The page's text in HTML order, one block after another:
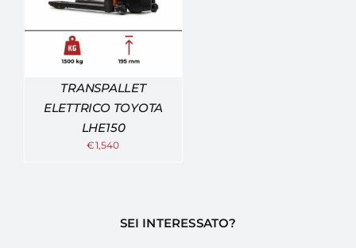
TRANSPALLET
ELETTRICO TOYOTA
LHE150
€1,540
SEI INTERESSATO?